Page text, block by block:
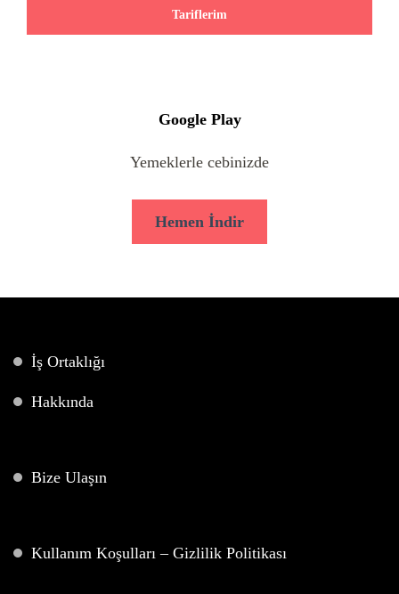
Tariflerim
Google Play
Yemeklerle cebinizde
Hemen İndir
İş Ortaklığı
Hakkında
Bize Ulaşın
Kullanım Koşulları – Gizlilik Politikası